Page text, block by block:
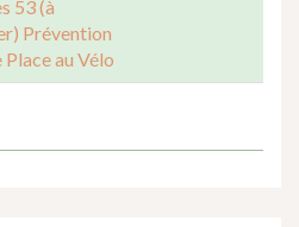
53 (à
Prévention
au Vélo